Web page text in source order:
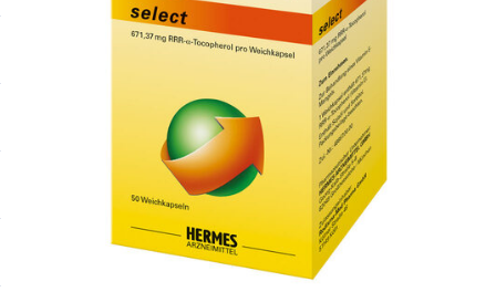
Körperpflege & Kosmetik
Mutter & Kind